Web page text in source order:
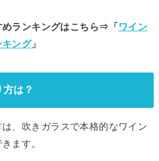
めランキングはこちら⇒「ワイン
キング」
は？
は、吹きガラスで本格的なワイン
ます。